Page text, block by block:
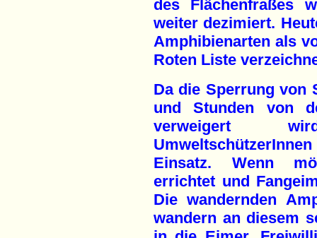
des Flächenfraßes
weiter dezimiert.
Amphibienarten als
Roten Liste
Da die Sperrung von
und Stunden von
verweigert
Einsatz. Wenn
errichtet und
Die wandernden
wandern an diesem